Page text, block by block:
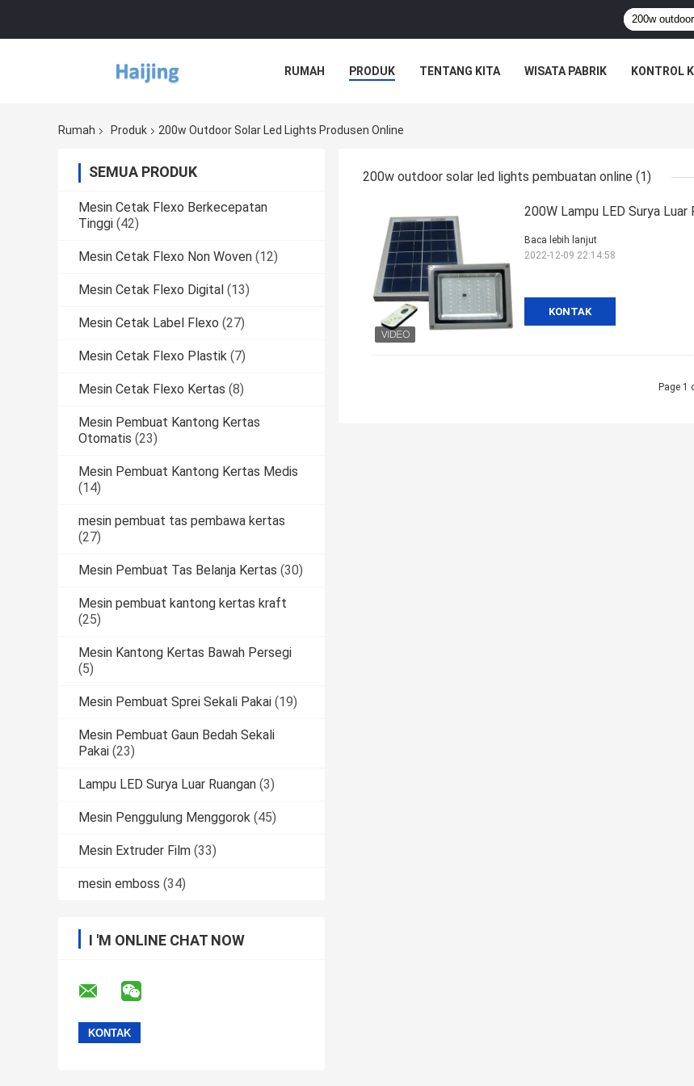
RUMAH PRODUK TENTANG KITA WISATA PABRIK KONTROL
Rumah Produk 200w Outdoor Solar Led Lights Produsen Online
SEMUA PRODUK
Mesin Cetak Flexo Berkecepatan
Tinggi (42)
Mesin Cetak Flexo Non Woven (12)
Mesin Cetak Flexo Digital (13)
Mesin Cetak Label Flexo (27)
Mesin Cetak Flexo Plastik (7)
Mesin Cetak Flexo Kertas (8)
Mesin Pembuat Kantong Kertas
Otomatis (23)
Mesin Pembuat Kantong Kertas Medis
(14)
mesin pembuat tas pembawa kertas
(27)
Mesin Pembuat Tas Belanja Kertas (30)
Mesin pembuat kantong kertas kraft
(25)
Mesin Kantong Kertas Bawah Persegi
(5)
Mesin Pembuat Sprei Sekali Pakai (19)
Mesin Pembuat Gaun Bedah Sekali
Pakai (23)
Lampu LED Surya Luar Ruangan (3)
Mesin Penggulung Menggorok (45)
Mesin Extruder Film (33)
mesin emboss (34)
I 'M ONLINE CHAT NOW
200w outdoor solar led lights pembuatan online (1)
200W Lampu LED Surya
KONTAK
Baca lebih lanjut
2022-12-09 22:14:58
Page 1